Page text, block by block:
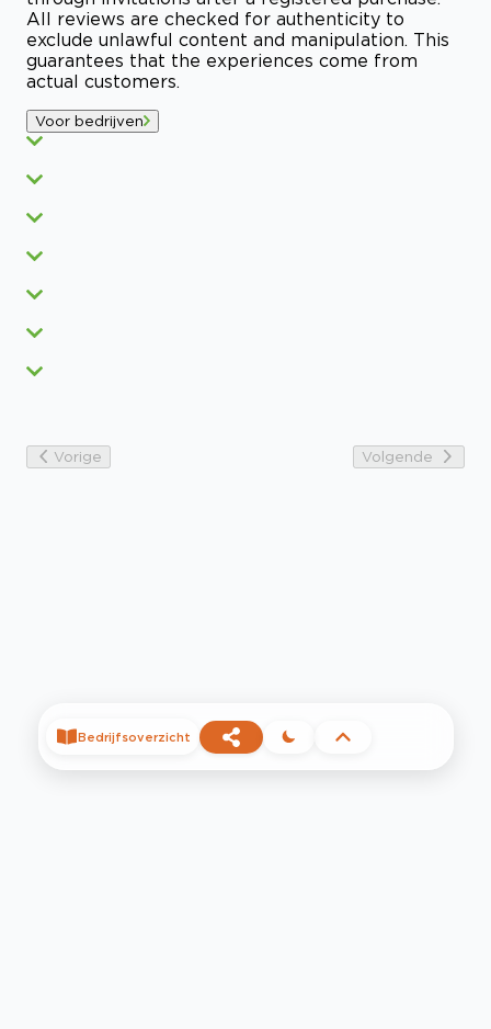
All reviews are checked for authenticity to
exclude unlawful content and manipulation. This
guarantees that the experiences come from
actual customers.
Voor bedrijven
Vorige Volgende
Bedrijfsoverzicht